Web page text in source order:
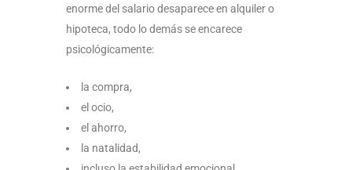
enorme del salario desaparece en alquiler o
hipoteca, todo lo demás se encarece
psicológicamente:
la compra,
el ocio,
el ahorro,
la natalidad,